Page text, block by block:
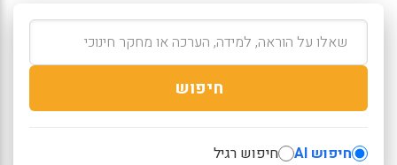
חיפוש
חיפוש AI חיפוש רגיל